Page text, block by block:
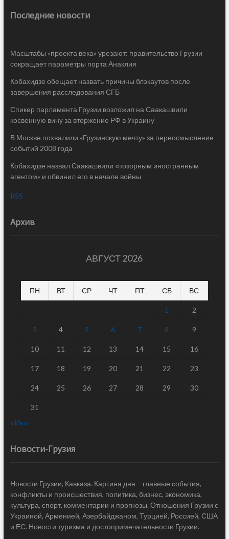
Последние новости
Масштабы «проекта века» урезают: правительство Грузии
сокращает параметры порта Анаклия
Кобахидзе обещает назвать причины блэкаутов после
завершения расследования СГБ
Спикер парламента Грузии возложил на Саакашвили
косвенную вину за вторжение РФ в Украину
В Москве похвалили «Грузинскую мечту» за переосмысление
событий 2008 года
Кобахидзе назвал Саакашвили «позорным иностранным
агентом» и обвинил его в начале войны
RSS
Архив
АВГУСТ 2026
ПН ВТ СР ЧТ ПТ СБ ВС
1 2
3 4 5 6 7 8 9
10 11 12 13 14 15 16
17 18 19 20 21 22 23
24 25 26 27 28 29 30
31
« Июл
Новости-Грузия
Новости Грузии, Кавказа. Картина дня – главные события,
конфликты и происшествия, политика, бизнес, экономика,
культура, спорт, комментарии и прогнозы. Отношения Грузии с
Украиной, Арменией, Азербайджаном, Турцией, Россией, США
и ЕС. Новости туризма и достопримечательности Грузии.